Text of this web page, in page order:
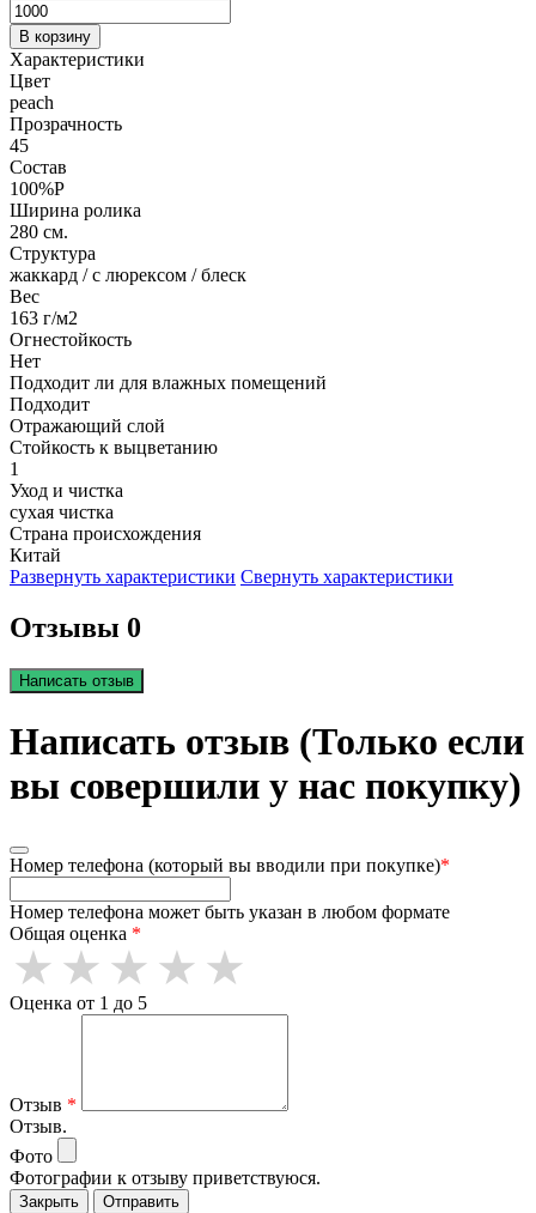
В корзину
Характеристики
Цвет
peach
Прозрачность
45
Состав
100%P
Ширина ролика
280 см.
Структура
жаккард / с люрексом / блеск
Вес
163 г/м2
Огнестойкость
Нет
Подходит ли для влажных помещений
Подходит
Отражающий слой
Стойкость к выцветанию
1
Уход и чистка
сухая чистка
Страна происхождения
Китай
Развернуть характеристики Свернуть характеристики
Отзывы 0
Написать отзыв
Написать отзыв (Только если
вы совершили у нас покупку)
Номер телефона (который вы вводили при покупке)*
Номер телефона может быть указан в любом формате
Общая оценка *
Оценка от 1 до 5
Отзыв *
Отзыв.
Фото
Фотографии к отзыву приветствуюся.
Закрыть Отправить